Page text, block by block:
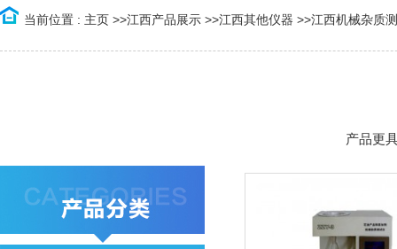
当前位置 : 主页 >>江西产品展示 >>江西其他仪器 >>江西机械杂质
产品更